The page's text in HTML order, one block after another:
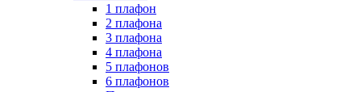
1 плафон
2 плафона
3 плафона
4 плафона
5 плафонов
6 плафонов